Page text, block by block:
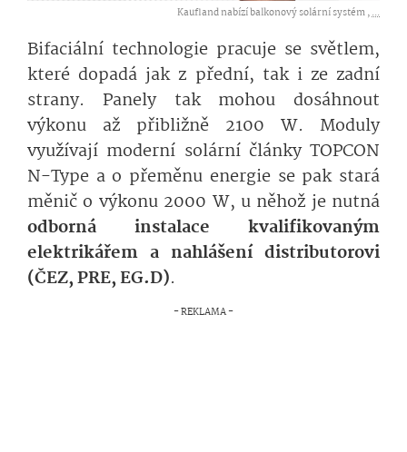
Kaufland nabízí balkonový solární systém ,...
Bifaciální technologie pracuje se světlem,
které dopadá jak z přední, tak i ze zadní
strany. Panely tak mohou dosáhnout
výkonu až přibližně 2100 W. Moduly
využívají moderní solární články TOPCON
N-Type a o přeměnu energie se pak stará
měnič o výkonu 2000 W, u něhož je nutná
odborná instalace kvalifikovaným
elektrikářem a nahlášení distributorovi
(ČEZ, PRE, EG.D).